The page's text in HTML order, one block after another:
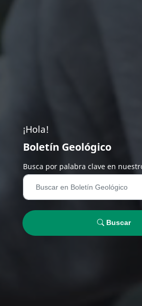
¡Hola!
Boletín Geológico
Busca por palabra clave en
Buscar